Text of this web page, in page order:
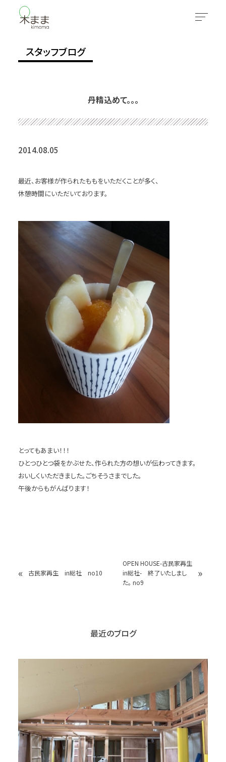
スタッフブログ
丹精込めて。。。
2014.08.05
最近、お客様が作られたももをいただくことが多く、
休憩時間にいただいております。
とってもあまい！！！
ひとつひとつ袋をかぶせた、作られた方の想いが伝わってきます。
おいしくいただきました。ごちそうさまでした。
午後からもがんばります！
« 古民家再生 in総社 no10
OPEN HOUSE-古民家再生
in総社- 終了いたしまし
た。 no9
»
最近のブログ